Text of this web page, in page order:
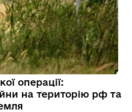
операції:
на територію рф та